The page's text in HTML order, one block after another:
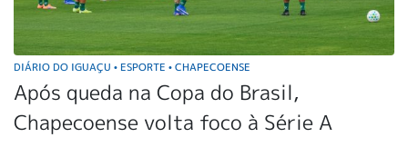
DIÁRIO DO IGUAÇU • ESPORTE • CHAPECOENSE
Após queda na Copa do Brasil,
Chapecoense volta foco à Série A